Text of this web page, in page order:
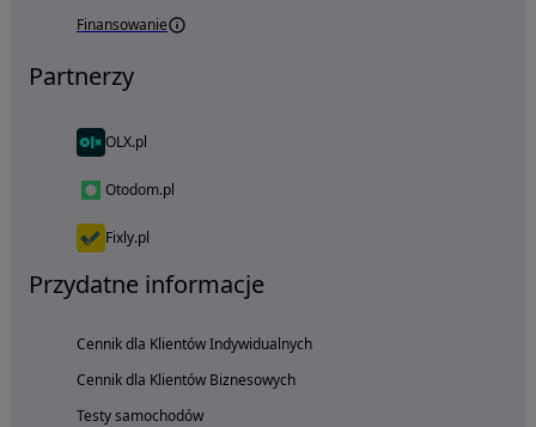
Finansowanie
Partnerzy
OLX.pl
Otodom.pl
Fixly.pl
Przydatne informacje
Cennik dla Klientów Indywidualnych
Cennik dla Klientów Biznesowych
Testy samochodów